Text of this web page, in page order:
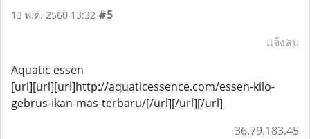
13 พ.ค. 2560 13:32 #5
แจ้งลบ
Aquatic essen
[url][url][url]http://aquaticessence.com/essen-kilo-
gebrus-ikan-mas-terbaru/[/url][/url][/url]
36.79.183.45